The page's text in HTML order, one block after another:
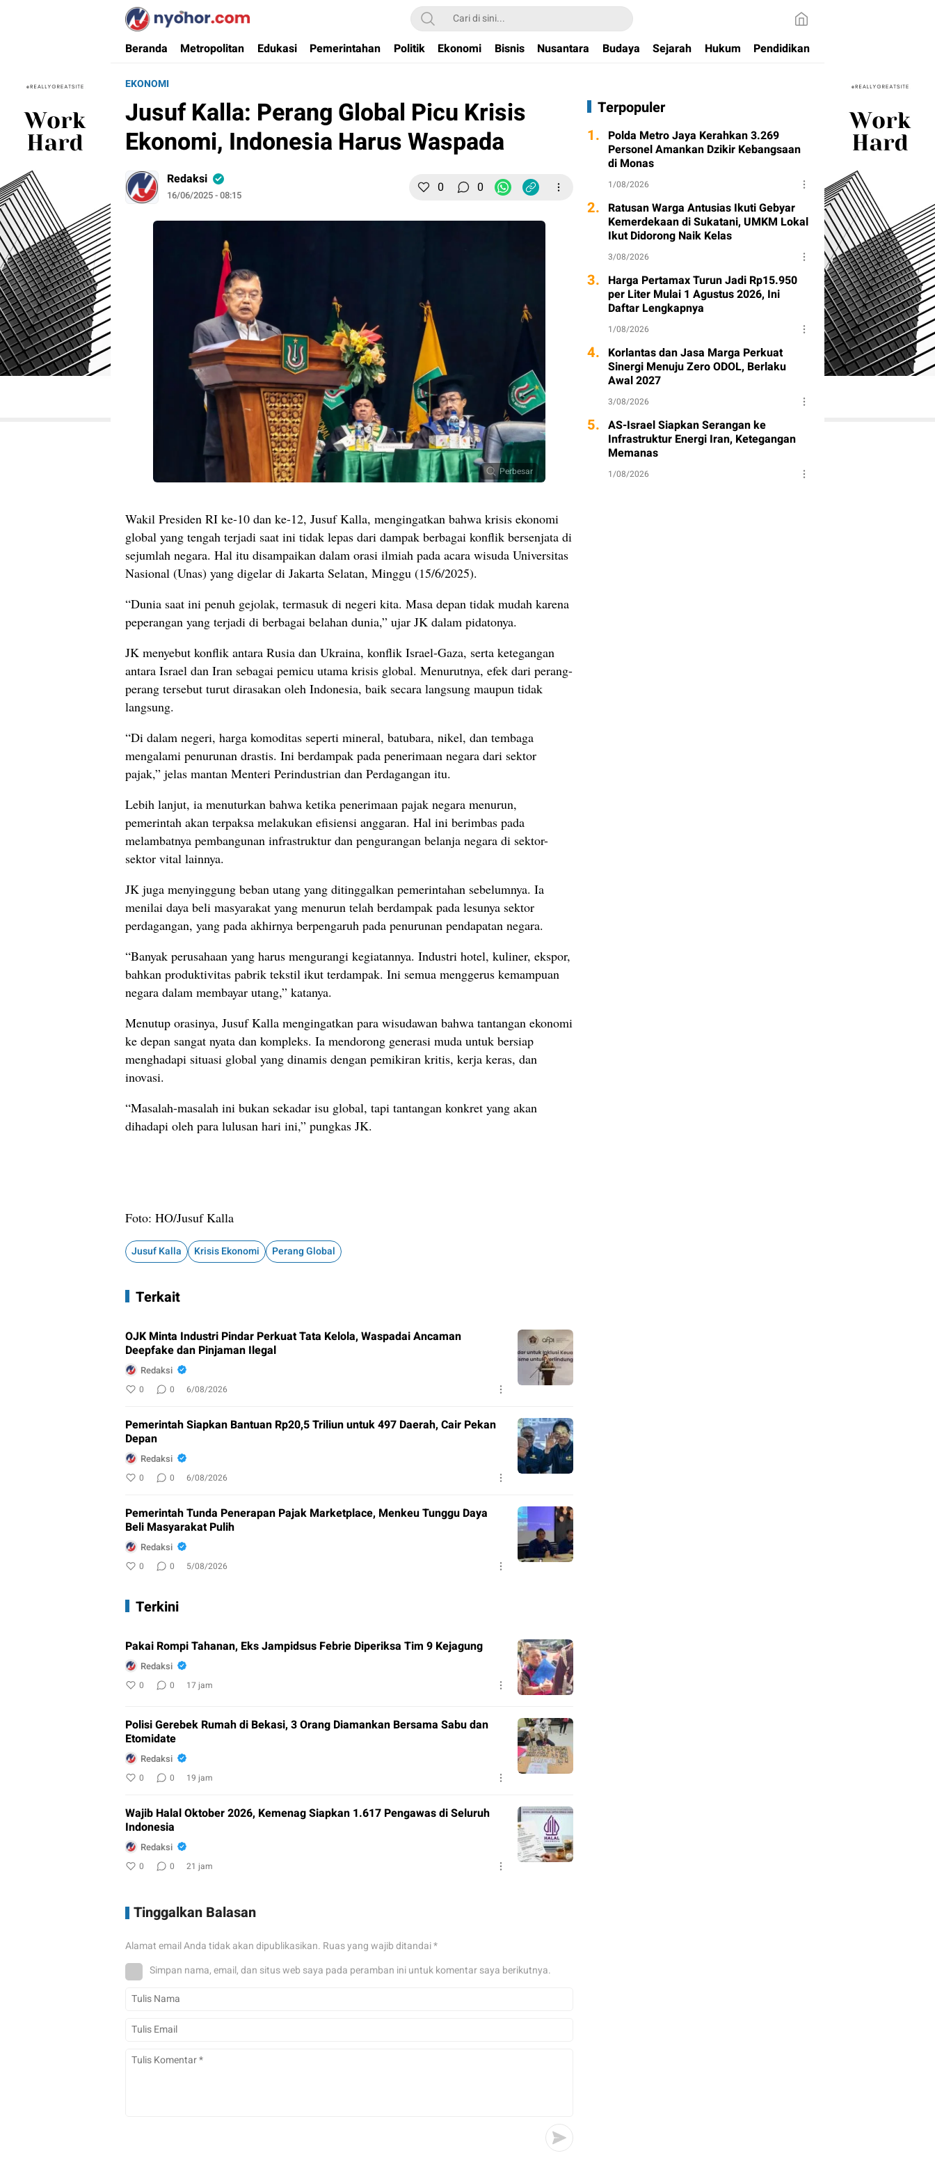
Nyohor.com
Media Informasi Ternyohor
Beranda Metropolitan Edukasi Pemerintahan Politik Ekonomi Bisnis Nusantara Budaya Sejarah Hukum Pendidikan
EKONOMI
Jusuf Kalla: Perang Global Picu Krisis
Ekonomi, Indonesia Harus Waspada
Redaksi
16/06/2025 - 08:15 0 0
Perbesar
Wakil Presiden RI ke-10 dan ke-12, Jusuf Kalla, mengingatkan bahwa krisis ekonomi
global yang tengah terjadi saat ini tidak lepas dari dampak berbagai konflik bersenjata di
sejumlah negara. Hal itu disampaikan dalam orasi ilmiah pada acara wisuda Universitas
Nasional (Unas) yang digelar di Jakarta Selatan, Minggu (15/6/2025).
“Dunia saat ini penuh gejolak, termasuk di negeri kita. Masa depan tidak mudah karena
peperangan yang terjadi di berbagai belahan dunia,” ujar JK dalam pidatonya.
JK menyebut konflik antara Rusia dan Ukraina, konflik Israel-Gaza, serta ketegangan
antara Israel dan Iran sebagai pemicu utama krisis global. Menurutnya, efek dari perang-
perang tersebut turut dirasakan oleh Indonesia, baik secara langsung maupun tidak
langsung.
“Di dalam negeri, harga komoditas seperti mineral, batubara, nikel, dan tembaga
mengalami penurunan drastis. Ini berdampak pada penerimaan negara dari sektor
pajak,” jelas mantan Menteri Perindustrian dan Perdagangan itu.
Lebih lanjut, ia menuturkan bahwa ketika penerimaan pajak negara menurun,
pemerintah akan terpaksa melakukan efisiensi anggaran. Hal ini berimbas pada
melambatnya pembangunan infrastruktur dan pengurangan belanja negara di sektor-
sektor vital lainnya.
JK juga menyinggung beban utang yang ditinggalkan pemerintahan sebelumnya. Ia
menilai daya beli masyarakat yang menurun telah berdampak pada lesunya sektor
perdagangan, yang pada akhirnya berpengaruh pada penurunan pendapatan negara.
“Banyak perusahaan yang harus mengurangi kegiatannya. Industri hotel, kuliner, ekspor,
bahkan produktivitas pabrik tekstil ikut terdampak. Ini semua menggerus kemampuan
negara dalam membayar utang,” katanya.
Menutup orasinya, Jusuf Kalla mengingatkan para wisudawan bahwa tantangan ekonomi
ke depan sangat nyata dan kompleks. Ia mendorong generasi muda untuk bersiap
menghadapi situasi global yang dinamis dengan pemikiran kritis, kerja keras, dan
inovasi.
“Masalah-masalah ini bukan sekadar isu global, tapi tantangan konkret yang akan
dihadapi oleh para lulusan hari ini,” pungkas JK.
Foto: HO/Jusuf Kalla
Jusuf Kalla Krisis Ekonomi Perang Global
Terkait
OJK Minta Industri Pindar Perkuat Tata Kelola, Waspadai Ancaman
Deepfake dan Pinjaman Ilegal
Redaksi
0 0 6/08/2026
Pemerintah Siapkan Bantuan Rp20,5 Triliun untuk 497 Daerah, Cair Pekan
Depan
Redaksi
0 0 6/08/2026
Pemerintah Tunda Penerapan Pajak Marketplace, Menkeu Tunggu Daya
Beli Masyarakat Pulih
Redaksi
0 0 5/08/2026
Terkini
Pakai Rompi Tahanan, Eks Jampidsus Febrie Diperiksa Tim 9 Kejagung
Redaksi
0 0 17 jam
Polisi Gerebek Rumah di Bekasi, 3 Orang Diamankan Bersama Sabu dan
Etomidate
Redaksi
0 0 19 jam
Wajib Halal Oktober 2026, Kemenag Siapkan 1.617 Pengawas di Seluruh
Indonesia
Redaksi
0 0 21 jam
Tinggalkan Balasan
Alamat email Anda tidak akan dipublikasikan. Ruas yang wajib ditandai*
Simpan nama, email, dan situs web saya pada peramban ini untuk komentar saya berikutnya.
Terpopuler
1. Polda Metro Jaya Kerahkan 3.269
Personel Amankan Dzikir Kebangsaan
di Monas
1/08/2026
2. Ratusan Warga Antusias Ikuti Gebyar
Kemerdekaan di Sukatani, UMKM Lokal
Ikut Didorong Naik Kelas
3/08/2026
3. Harga Pertamax Turun Jadi Rp15.950
per Liter Mulai 1 Agustus 2026, Ini
Daftar Lengkapnya
1/08/2026
4. Korlantas dan Jasa Marga Perkuat
Sinergi Menuju Zero ODOL, Berlaku
Awal 2027
3/08/2026
5. AS-Israel Siapkan Serangan ke
Infrastruktur Energi Iran, Ketegangan
Memanas
1/08/2026